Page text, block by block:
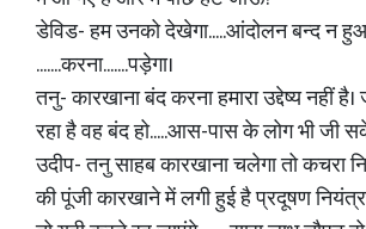
डेविड- हम उनको देखेगा.....आंदोलन बन्द न
.......करना.......पड़ेगा।
तनु- कारखाना बंद करना हमारा उद्देष्य नहीं
रहा है वह बंद हो.....आस-पास के लोग भी जी
उदीप- तनु साहब कारखाना चलेगा तो कचरा
की पूंजी कारखाने में लगी हुई है प्रदूषण